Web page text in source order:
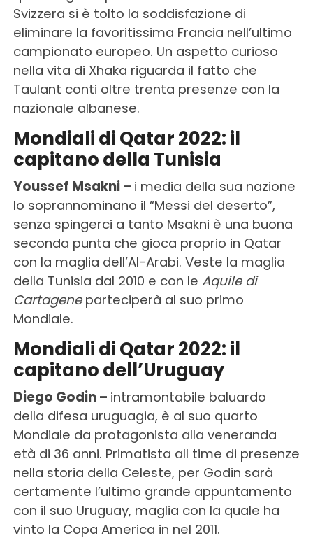
Svizzera si è tolto la soddisfazione di
eliminare la favoritissima Francia nell’ultimo
campionato europeo. Un aspetto curioso
nella vita di Xhaka riguarda il fatto che
Taulant conti oltre trenta presenze con la
nazionale albanese.
Mondiali di Qatar 2022: il
capitano della Tunisia
Youssef Msakni – i media della sua nazione
lo soprannominano il “Messi del deserto”,
senza spingerci a tanto Msakni è una buona
seconda punta che gioca proprio in Qatar
con la maglia dell’Al-Arabi. Veste la maglia
della Tunisia dal 2010 e con le Aquile di
Cartagene parteciperà al suo primo
Mondiale.
Mondiali di Qatar 2022: il
capitano dell’Uruguay
Diego Godin – intramontabile baluardo
della difesa uruguagia, è al suo quarto
Mondiale da protagonista alla veneranda
età di 36 anni. Primatista all time di presenze
nella storia della Celeste, per Godin sarà
certamente l’ultimo grande appuntamento
con il suo Uruguay, maglia con la quale ha
vinto la Copa America in nel 2011.